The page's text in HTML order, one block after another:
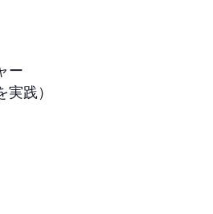
ー
践）